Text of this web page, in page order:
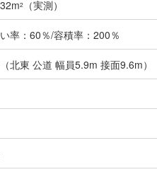
2 （実測）
率：60％/容積率：200％
北東 公道 幅員5.9m 接面9.6m）